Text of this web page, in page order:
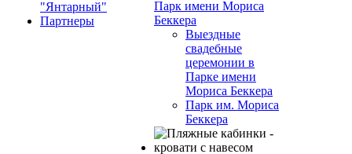
"Янтарный"
Партнеры
Парк имени Мориса
Беккера
Выездные
свадебные
церемонии в
Парке имени
Мориса Беккера
Парк им. Мориса
Беккера